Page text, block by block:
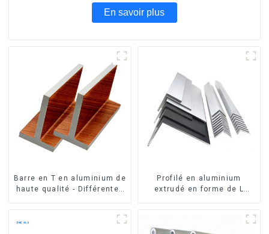
En savoir plus
Barre en T en aluminium de
haute qualité - Différentes
Profilé en aluminium
extrudé en forme de L